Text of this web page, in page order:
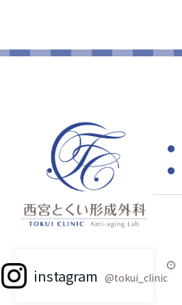
instagram @tokui_clinic